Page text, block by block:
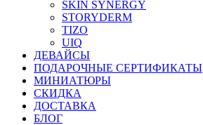
SKIN SYNERGY
STORYDERM
TIZO
UIQ
ДЕВАЙСЫ
ПОДАРОЧНЫЕ СЕРТИФИКАТЫ
МИНИАТЮРЫ
СКИДКА
ДОСТАВКА
БЛОГ